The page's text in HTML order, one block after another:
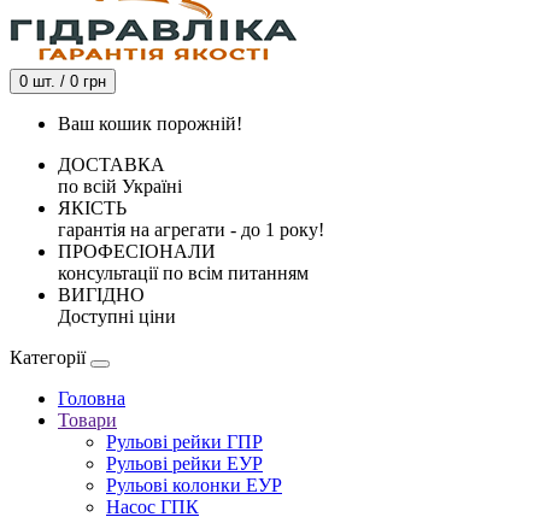
0 шт. / 0 грн
Ваш кошик порожній!
ДОСТАВКА
по всій Україні
ЯКІСТЬ
гарантія на агрегати - до 1 року!
ПРОФЕСІОНАЛИ
консультації по всім питанням
ВИГІДНО
Доступні ціни
Категорії
Головна
Товари
Рульові рейки ГПР
Рульові рейки ЕУР
Рульові колонки ЕУР
Насос ГПК